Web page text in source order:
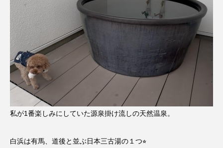
私が1番楽しみにしていた源泉掛け流しの天然温泉。
白浜は有馬、道後と並ぶ日本三古湯の１つ⭐︎